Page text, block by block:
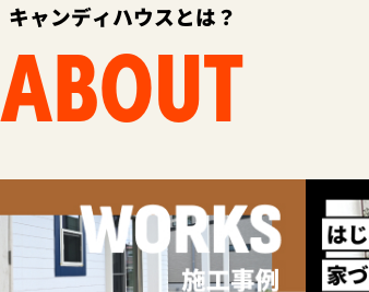
キャンディハウスとは？
ABOUT